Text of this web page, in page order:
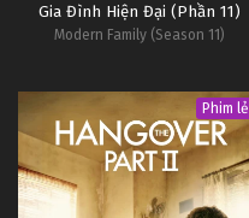
Gia Đình Hiện Đại (Phần 11)
Modern Family (Season 11)
Phim lẻ